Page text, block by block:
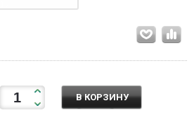
В КОРЗИНУ